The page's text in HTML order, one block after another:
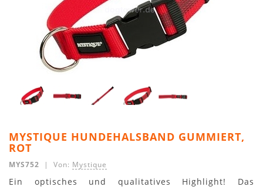
MYSTIQUE HUNDEHALSBAND GUMMIERT,
ROT
MYS752 | Von: Mystique
Ein optisches und qualitatives Highlight! Das